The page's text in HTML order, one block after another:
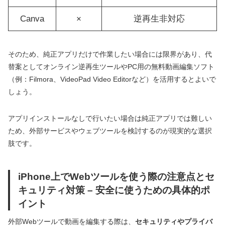
Canva × 逆再生非対応
そのため、純正アプリだけで作業したい場合には限界があり、代
替案としてオンライン逆再生ツールやPC用の無料動画編集ソフト
（例：Filmora、VideoPad Video Editorなど）を活用するとよいで
しょう。
アプリインストールなしで行いたい場合は純正アプリでは難しい
ため、外部サービスやウェブツールを検討するのが現実的な選択
肢です。
iPhone上でWebツールを使う際の注意点とセ
キュリティ対策 – 安全に使うための具体的ポ
イント
外部Webツールで動画を編集する際は、 セキュリティやプライバ